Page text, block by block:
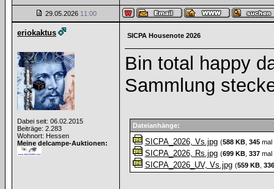
29.05.2026 11:00
eriokaktus
Dabei seit: 06.02.2015
Beiträge: 2.283
Wohnort: Hessen
Meine delcampe-Auktionen:
SICPA Housenote 2026
Bin total happy
Sammlung
Dateianhänge:
SICPA_2026, Vs.jpg (588 KB, 345mal
SICPA_2026, Rs.jpg (699 KB, 337mal
SICPA_2026_UV, Vs.jpg (559 KB, 336